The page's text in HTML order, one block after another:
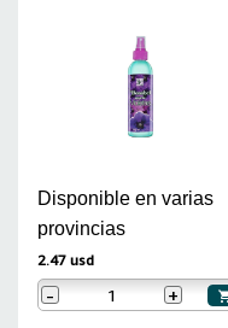
Disponible en varias
provincias
2.47 usd
- +